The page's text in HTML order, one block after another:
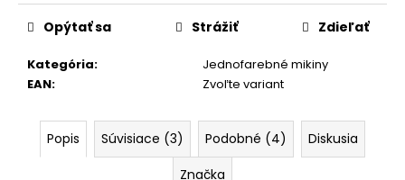
cena:
Kategória:
Jednofarebné mikiny
EAN: Zvoľte variant
Opýtať sa Strážiť Zdieľať
Popis Súvisiace (3) Podobné (4)
Diskusia
Značka